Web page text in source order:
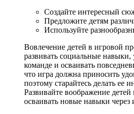
Создайте интересный
Предложите детям
Используйте
Вовлечение детей в игровой
развивать социальные навыки,
команде и осваивать
что игра должна приносить
поэтому старайтесь делать ее
Развивайте воображение
осваивать новые навыки через